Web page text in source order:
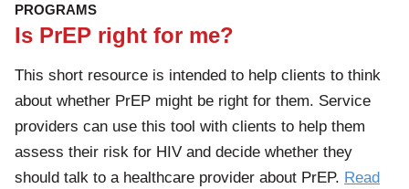
PROGRAMS
Is PrEP right for me?
This short resource is intended to help clients to think
about whether PrEP might be right for them. Service
providers can use this tool with clients to help them
assess their risk for HIV and decide whether they
should talk to a healthcare provider about PrEP. Read